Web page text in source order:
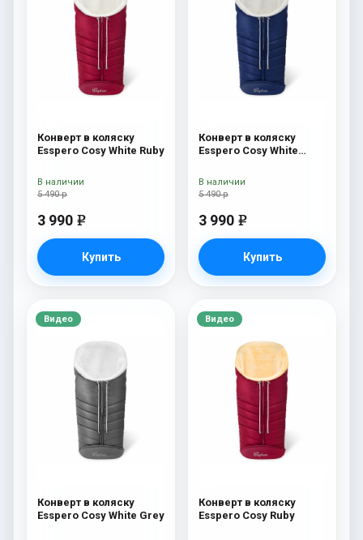
Конверт в коляску
Esspero Cosy White Ruby
5 490 р
3 990 e
Купить
В наличии
Конверт в коляску
Esspero Cosy White
5 490 р
3 990 e
Купить
В наличии
Видео
Конверт в коляску
Esspero Cosy White Grey
Видео
Конверт в коляску
Esspero Cosy Ruby